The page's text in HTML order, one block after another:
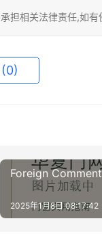
担相关法律责任,如
(0)
Foreign
2025年1月8日 08:17:42